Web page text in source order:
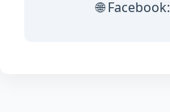
🌐 Facebook: